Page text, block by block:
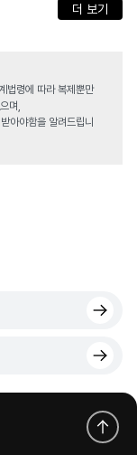
더 보기
법령에 따라 복제뿐만
며,
아야함을 알려드립니